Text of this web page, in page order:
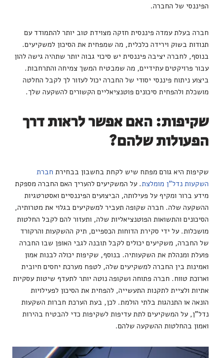
הפיננסי של החברה.
חברה בעלת עמדה פיננסית חזקה מצוידת טוב יותר להתמודד עם
תנודות בשוק וירידה כלכלית, מה שמפחית את הסיכון למשקיעים.
בנוסף, לחברה יציבה פיננסית יש סיכוי גבוה יותר שתהיה גישה להון
עבור פרויקטים עתידיים, מה שמבטיח המשך צמיחה והתרחבות.
ביצוע ניתוח פיננסי יסודי של החברה יכול לעזור לך לקבל החלטה
מושכלת ולהפחית סיכונים פוטנציאליים הקשורים להשקעה שלך.
שקיפות: האם אפשר לראות דרך
הפעולות שלהם?
שקיפות היא גורם מפתח שיש לקחת בחשבון בבחירת חברת
השקעות נדל"ן מומלצת. על המשקיעים להעריך האם החברה מספקת
מידע ברור ומקיף על פעילותה, הביצועים הפיננסיים ואסטרטגיות
ההשקעה שלה. חברה שקופה תעביר למשקיעים בגלוי את מטרותיה,
הסיכונים והתשואות הפוטנציאליות שלה, ותעזור להם לקבל החלטות
מושכלות. על ידי סקירת הדוחות הכספיים, תיק ההשקעות והרקורד
של החברה, משקיעים יכולים לקבל תובנה לגבי האופן שבו החברה
פועלת ומנהלת את השקעותיה. בנוסף, שקיפות יכולה לבנות אמון
ואמינות בין החברה למשקיעים שלה, לטפח מערכת יחסים חיובית
וארוכת טווח. חברה פתוחה ושקופה נוטה יותר לתעדף שיטות עסקיות
אתיות ולציית לתקנות התעשייה, להפחית את הסיכון לפעילויות
הונאה או התנהגות בלתי הולמת. לכן, בעת הערכת חברות השקעות
נדל"ן, על המשקיעים לתת עדיפות לשקיפות כדי להבטיח בהירות
ואמון בהחלטות ההשקעה שלהם.